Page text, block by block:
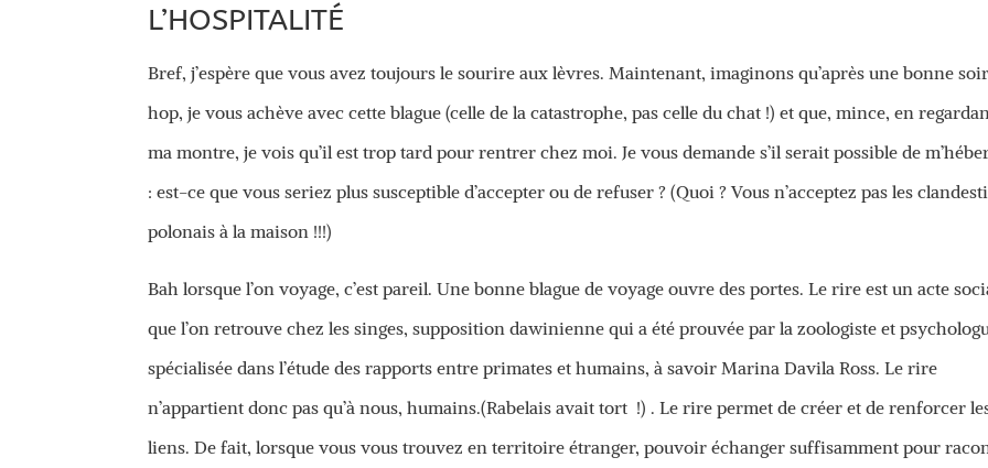
L’HOSPITALITÉ
Bref, j’espère que vous avez toujours le sourire aux lèvres. Maintenant, imaginons qu’après une bonne
hop, je vous achève avec cette blague (celle de la catastrophe, pas celle du chat !) et que, mince, en
ma montre, je vois qu’il est trop tard pour rentrer chez moi. Je vous demande s’il serait possible de
: est-ce que vous seriez plus susceptible d’accepter ou de refuser ? (Quoi ? Vous n’acceptez pas les
polonais à la maison !!!)
Bah lorsque l’on voyage, c’est pareil. Une bonne blague de voyage ouvre des portes. Le rire est un acte
que l’on retrouve chez les singes, supposition dawinienne qui a été prouvée par la zoologiste et
spécialisée dans l’étude des rapports entre primates et humains, à savoir Marina Davila Ross. Le rire
n’appartient donc pas qu’à nous, humains.(Rabelais avait tort !) . Le rire permet de créer et de renforcer
liens. De fait, lorsque vous vous trouvez en territoire étranger, pouvoir échanger suffisamment pour